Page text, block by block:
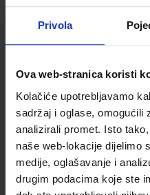
Privola
Ova web-stranica koristi
Kolačiće upotrebljavamo
sadržaj i oglase, omogućili
analizirali promet. Isto
naše web-lokacije dijelimo
medije, oglašavanje i
drugim podacima koje ste
Pastele